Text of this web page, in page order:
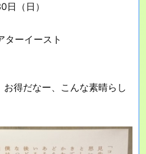
（日）
ターイースト
得だなー、こんな素晴らし